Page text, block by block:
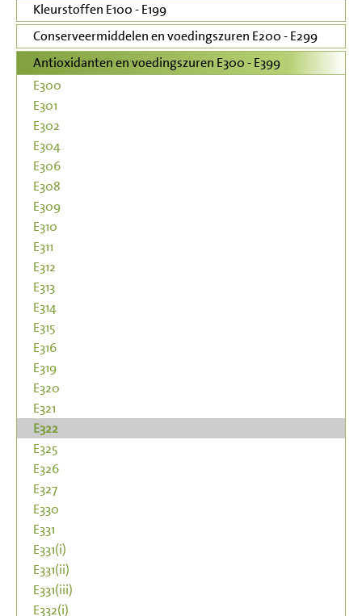
Kleurstoffen E100 - E199
Conserveermiddelen en voedingszuren E200 - E299
Antioxidanten en voedingszuren E300 - E399
E300
E301
E302
E304
E306
E308
E309
E310
E311
E312
E313
E314
E315
E316
E319
E320
E321
E322
E325
E326
E327
E330
E331
E331(i)
E331(ii)
E331(iii)
E332(i)